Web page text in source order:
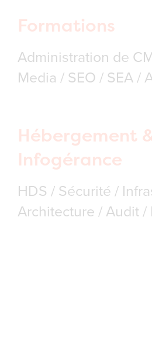
Formations
Administration de
Media / SEO / SEA /
Hébergement
Infogérance
HDS / Sécurité /
Architecture / Audit /